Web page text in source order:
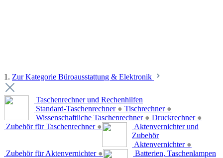
1. Zur Kategorie Büroausstattung & Elektronik
Taschenrechner und Rechenhilfen
Standard-Taschenrechner ● Tischrechner ●
Wissenschaftliche Taschenrechner ● Druckrechner ●
Zubehör für Taschenrechner ●
Aktenvernichter und
Zubehör
Aktenvernichter ●
Zubehör für Aktenvernichter ● Batterien, Taschenlampen